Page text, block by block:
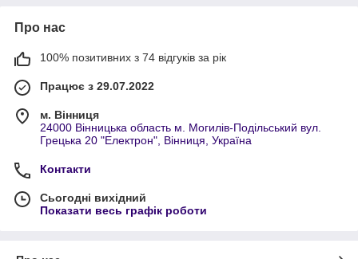
Про нас
100% позитивних з 74 відгуків за рік
Працює з 29.07.2022
м. Вінниця
24000 Вінницька область м. Могилів-Подільський вул.
Грецька 20 "Електрон", Вінниця, Україна
Контакти
Сьогодні вихідний
Показати весь графік роботи